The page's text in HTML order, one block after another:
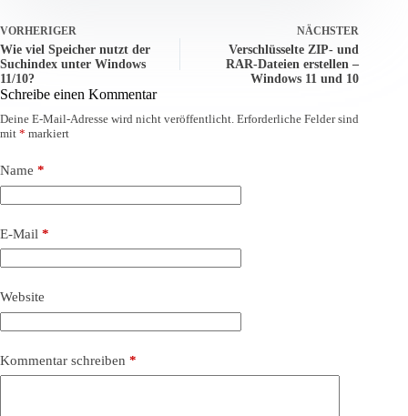
VORHERIGER
Wie viel Speicher nutzt der
Suchindex unter Windows
11/10?
NÄCHSTER
Verschlüsselte ZIP- und
RAR-Dateien erstellen –
Windows 11 und 10
Schreibe einen Kommentar
Deine E-Mail-Adresse wird nicht veröffentlicht. Erforderliche Felder sind
mit * markiert
Name *
E-Mail *
Website
Kommentar schreiben *